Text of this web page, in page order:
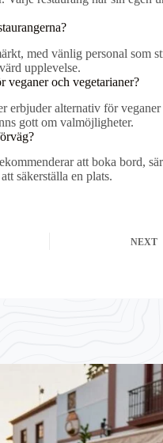
med vänlig personal som
upplevelse.
veganer och vegetarianer?
erbjuder alternativ för veganer
gott om valmöjligheter.
att boka bord,
säkerställa en plats.
NEXT